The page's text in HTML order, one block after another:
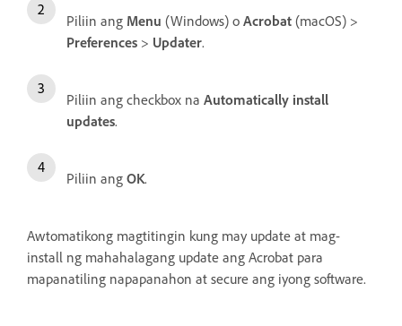
Piliin ang Menu (Windows) o Acrobat (macOS) >
Preferences > Updater.
Piliin ang checkbox na Automatically install
updates.
Piliin ang OK.
Awtomatikong magtitingin kung may update at mag-
install ng mahahalagang update ang Acrobat para
mapanatiling napapanahon at secure ang iyong software.